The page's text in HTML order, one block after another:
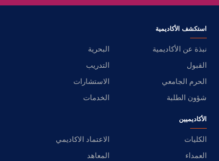
استكشف الأكاديمية
نبذة عن الأكاديمية
البحرية
القبول
التدريب
الحرم الجامعي
الاستشارات
شؤون الطلبة
الخدمات
الأكاديميين
الكليات
الاعتماد الاكاديمي
العمداء
المعاهد